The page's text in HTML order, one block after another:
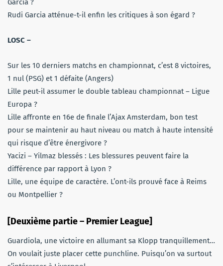
Garcia ?
Rudi Garcia atténue-t-il enfin les critiques à son égard ?
LOSC –
Sur les 10 derniers matchs en championnat, c’est 8 victoires,
1 nul (PSG) et 1 défaite (Angers)
Lille peut-il assumer le double tableau championnat – Ligue
Europa ?
Lille affronte en 16e de finale l’Ajax Amsterdam, bon test
pour se maintenir au haut niveau ou match à haute intensité
qui risque d’être énergivore ?
Yacizi – Yilmaz blessés : Les blessures peuvent faire la
différence par rapport à Lyon ?
Lille, une équipe de caractère. L’ont-ils prouvé face à Reims
ou Montpellier ?
[Deuxième partie – Premier League]
Guardiola, une victoire en allumant sa Klopp tranquillement…
On voulait juste placer cette punchline. Puisqu’on va surtout